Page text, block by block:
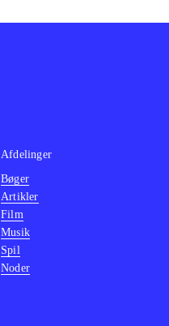
Afdelinger
Bøger
Artikler
Film
Musik
Spil
Noder